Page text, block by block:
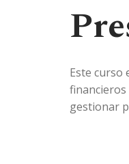
Este curso
financieros
gestionar